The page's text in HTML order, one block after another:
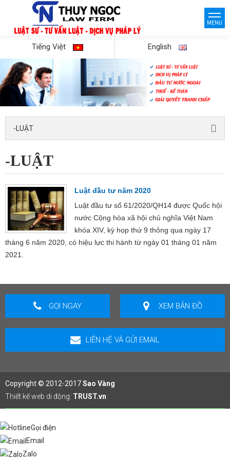
MENU
Tiếng Việt English
-LUẬT
-LUẬT
Luật đầu tư năm 2020
Luật đầu tư số 61/2020/QH14 được Quốc hội
nước Cộng hòa xã hội chủ nghĩa Việt Nam
khóa XIV, kỳ họp thứ 9 thông qua ngày 17
tháng 6 năm 2020, có hiệu lực thi hành từ ngày 01 tháng 01 năm
2021.
GỌI NGAY XEM BẢN ĐỒ
LIÊN HỆ VÀ GỬI EMAIL
Copyright © 2012-2017Sao Vàng
Thiết kế web di động: TRUST.vn
Gọi điện
Email
Zalo